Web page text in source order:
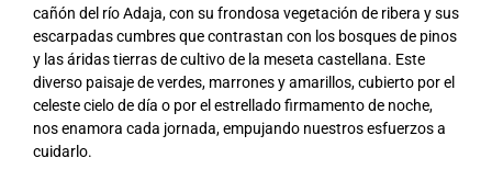
cañón del río Adaja, con su frondosa vegetación de ribera y sus
escarpadas cumbres que contrastan con los bosques de pinos
y las áridas tierras de cultivo de la meseta castellana. Este
diverso paisaje de verdes, marrones y amarillos, cubierto por el
celeste cielo de día o por el estrellado firmamento de noche,
nos enamora cada jornada, empujando nuestros esfuerzos a
cuidarlo.